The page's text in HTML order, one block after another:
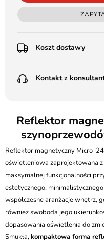
Koszt dostawy
Poczta Polska Kurier
(od 1000 zł dla
Pobranie:
Poczta Polska Kurier
Kurier GLS - 20 zł
Przesyłka Gabarytowa
Kontakt z
Batalionów
506 336 320
kontakt@ledstyl.pl
Reflektor
Reflektor magnetyczny Micro-
oświetleniowa zaprojektowana
maksymalnej funkcjonalności
estetycznego,
współczesne aranżacje wnętrz,
również swoboda jego
dopasowania oświetlenia do
Smukła,kompaktowa forma